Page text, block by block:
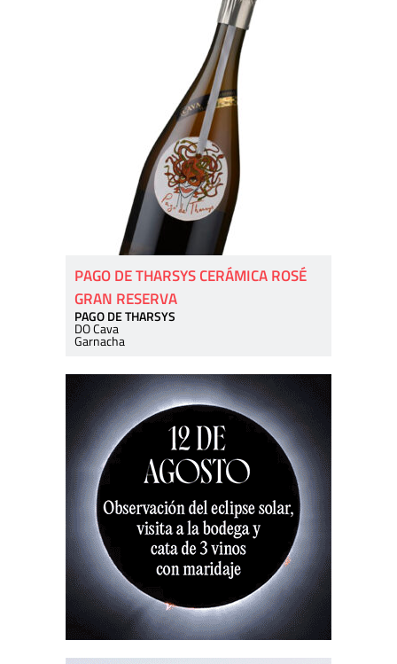
PAGO DE THARSYS CERÁMICA ROSÉ
GRAN RESERVA
PAGO DE THARSYS
DO Cava
Garnacha